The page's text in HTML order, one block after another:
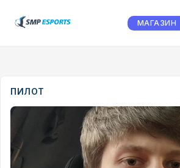
МАГАЗИН
ПИЛОТ